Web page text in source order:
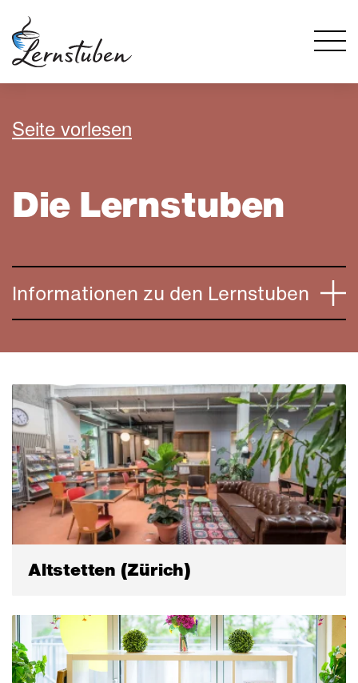
Seite vorlesen
Die Lernstuben
Informationen zu den Lernstuben
Altstetten (Zürich)